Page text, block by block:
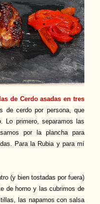
de Cerdo asadas en tres
de cerdo por persona, que
Lo primero, separamos las
por la plancha para
Para la Rubia y para mí
(y bien tostadas por fuera)
de horno y las cubrimos de
las napamos con salsa